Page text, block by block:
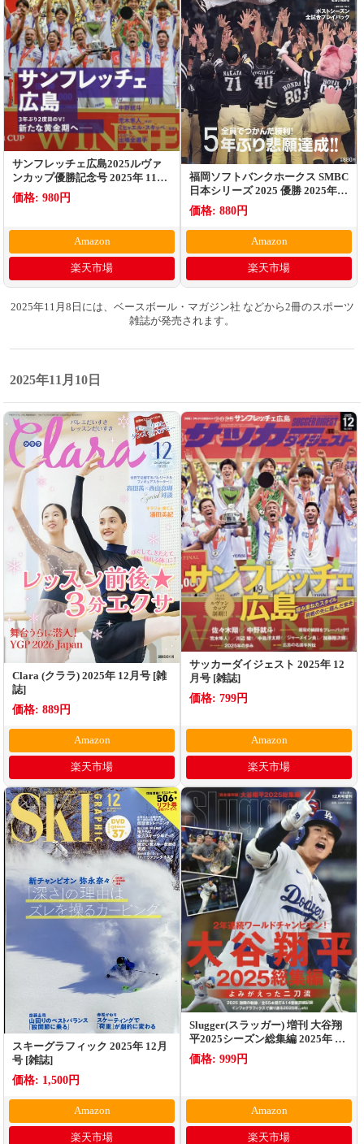
サンフレッチェ広島2025ルヴァ
ンカップ優勝記念号 2025年 11月
号 [雑誌]
価格: 980円
Amazon
楽天市場
福岡ソフトバンクホークス SMBC
日本シリーズ 2025 優勝 2025年
12月号 [雑誌]
価格: 880円
Amazon
楽天市場
2025年11月8日には、ベースボール・マガジン社 などから2冊のスポーツ
雑誌が発売されます。
2025年11月10日
Clara (クララ) 2025年 12月号 [雑
誌]
価格: 889円
Amazon
楽天市場
サッカーダイジェスト 2025年 12
月号 [雑誌]
価格: 799円
Amazon
楽天市場
スキーグラフィック 2025年 12月
号 [雑誌]
価格: 1,500円
Amazon
楽天市場
Slugger(スラッガー) 増刊 大谷翔
平2025シーズン総集編 2025年 12
月号 [雑誌]
価格: 999円
Amazon
楽天市場